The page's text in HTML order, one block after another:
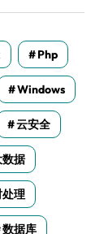
Php
Windows
云安全
数据
理
数据库